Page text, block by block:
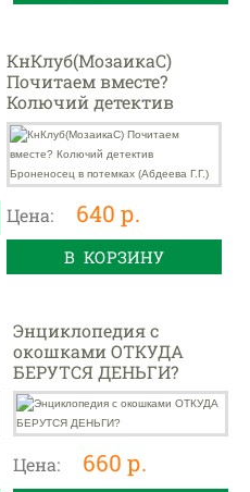
КнКлуб(МозаикаС)
Почитаем вместе?
Колючий детектив
Броненосец в потемках
(Абдеева Г.Г.)
Цена: 640 р.
В КОРЗИНУ
Энциклопедия с
окошками ОТКУДА
БЕРУТСЯ ДЕНЬГИ?
Цена: 660 р.